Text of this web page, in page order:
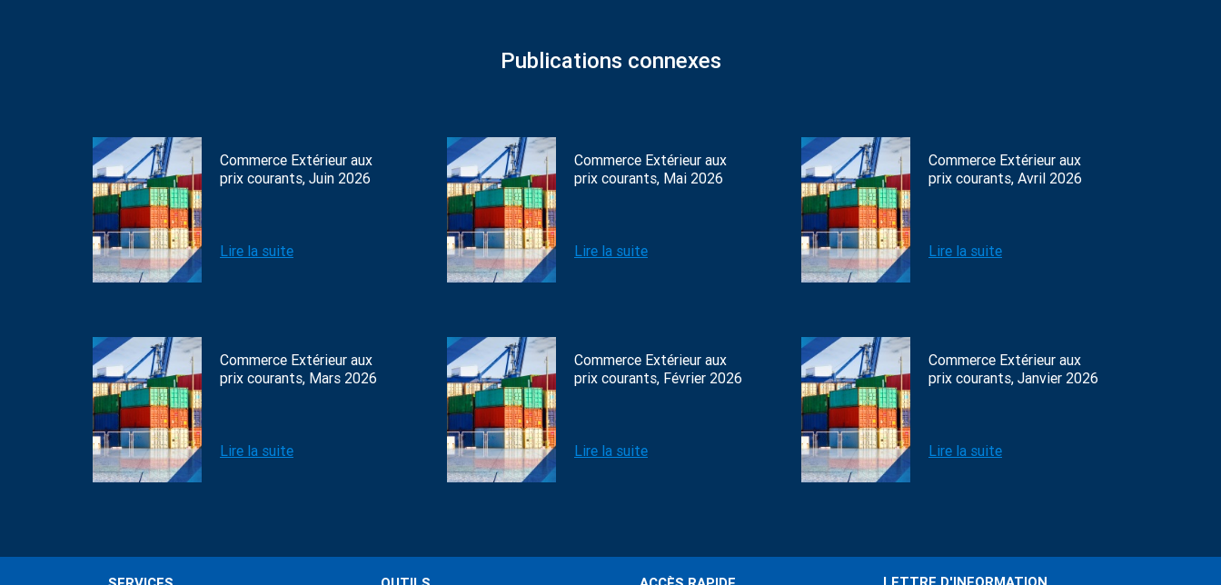
Publications connexes
Commerce Extérieur aux
prix courants, Juin 2026
Lire la suite
Commerce Extérieur aux
prix courants, Mai 2026
Lire la suite
Commerce Extérieur aux
prix courants, Avril 2026
Lire la suite
Commerce Extérieur aux
prix courants, Mars 2026
Lire la suite
Commerce Extérieur aux
prix courants, Février 2026
Lire la suite
Commerce Extérieur aux
prix courants, Janvier 2026
Lire la suite